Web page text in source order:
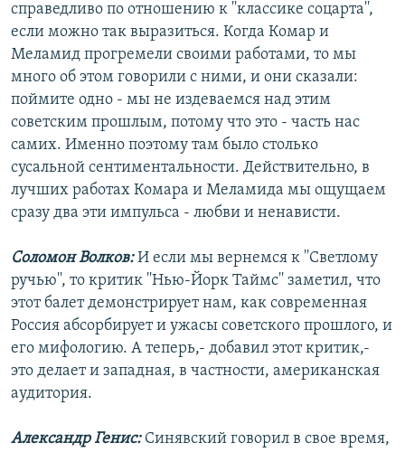
справедливо по отношению к ''классике соцарта'',
если можно так выразиться. Когда Комар и
Меламид прогремели своими работами, то мы
много об этом говорили с ними, и они сказали:
поймите одно - мы не издеваемся над этим
советским прошлым, потому что это - часть нас
самих. Именно поэтому там было столько
сусальной сентиментальности. Действительно, в
лучших работах Комара и Меламида мы ощущаем
сразу два эти импульса - любви и ненависти.
Соломон Волков:И если мы вернемся к ''Светлому
ручью'', то критик ''Нью-Йорк Таймс'' заметил, что
этот балет демонстрирует нам, как современная
Россия абсорбирует и ужасы советского прошлого, и
его мифологию. А теперь,- добавил этот критик,-
это делает и западная, в частности, американская
аудитория.
Александр Генис:Синявский говорил в свое время,